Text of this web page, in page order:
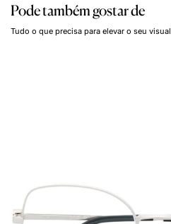
Pode também gostar de
Tudo o que precisa para elevar o seu visual